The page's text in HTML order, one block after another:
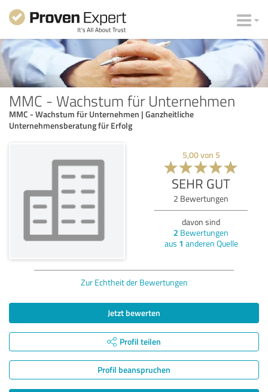
MMC - Wachstum für Unternehmen
MMC - Wachstum für Unternehmen | Ganzheitliche
Unternehmensberatung für Erfolg
5,00von 5
SEHR GUT
2 Bewertungen
davon sind
2 Bewertungen
aus 1 anderen Quelle
Zur Echtheit der Bewertungen
Jetzt bewerten
Profil teilen
Profil beanspruchen